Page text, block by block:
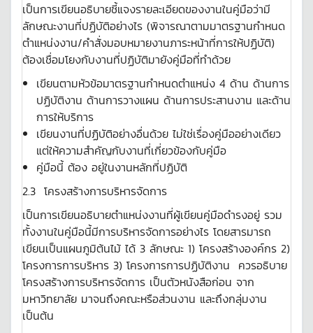
เป็นการเขียนอธิบายชี้แจงรายละเอียดของงานในคู่มือว่ามี
ลักษณะงานที่ปฏิบัติอย่างไร (พิจารณาตามมาตรฐานกำหนด
ตำแหน่งงาน/คำสั่งมอบหมายงานภาระหน้าที่การให้ปฏิบัติ)
ต้องเชื่อมโยงกับงานที่ปฏิบัติมายังคู่มือที่ทำด้วย
เขียนตามหัวข้อมาตรฐานกำหนดตำแหน่ง 4 ด้าน ด้านการ
ปฏิบัติงาน ด้านการวางแผน ด้านการประสานงาน และด้าน
การให้บริการ
เขียนงานที่ปฏิบัติอย่างอื่นด้วย ไม่ใช่เรื่องคู่มืออย่างเดียว
แต่ให้ความสำคัญกับงานที่เกี่ยวข้องกับคู่มือ
คู่มือนี้ ต้อง อยู่ในงานหลักที่ปฏิบัติ
2.3 โครงสร้างการบริหารจัดการ
เป็นการเขียนอธิบายตำแหน่งงานที่ผู้เขียนคู่มือดำรงอยู่ รวม
ทั้งงานในคู่มือนี้มีการบริหารจัดการอย่างไร โดยสารมารถ
เขียนเป็นแผนภูมิต้นไม้ ได้ 3 ลักษณะ 1) โครงสร้างองค์กร 2)
โครงการการบริหาร 3) โครงการการปฏิบัติงาน ควรอธิบาย
โครงสร้างการบริหารจัดการ เป็นตัวหนังสือก่อน จาก
มหาวิทยาลัย มาจนถึงคณะหรือส่วนงาน และถึงกลุ่มงาน
เป็นต้น